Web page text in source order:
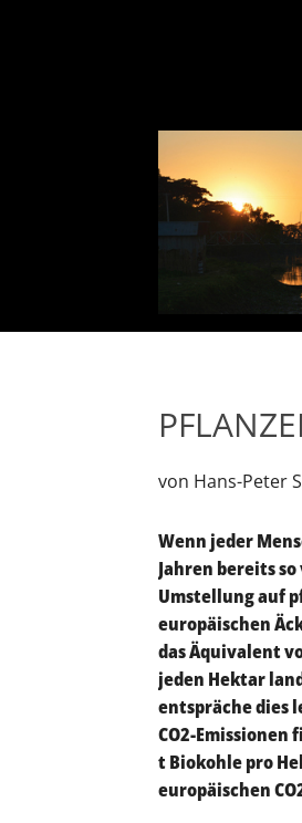
von Hans-Peter
Wenn jeder
Jahren bereits
Umstellung auf
europäischen
das Äquivalent
jeden Hektar
entspräche dies
CO2-
t Biokohle pro
europäischen